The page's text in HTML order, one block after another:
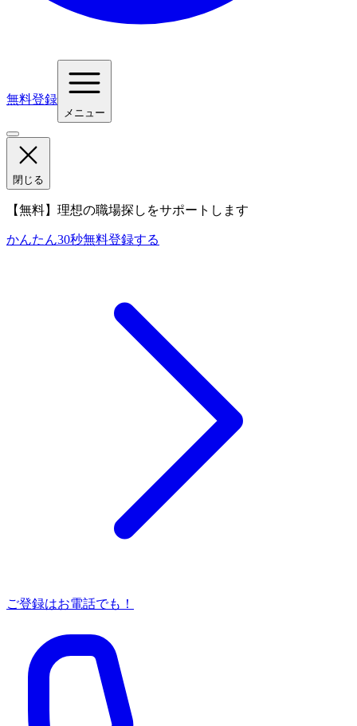
無料登録
メニュー
閉じる
【無料】理想の職場探しをサポートします
かんたん30秒無料登録する
ご登録はお電話でも！